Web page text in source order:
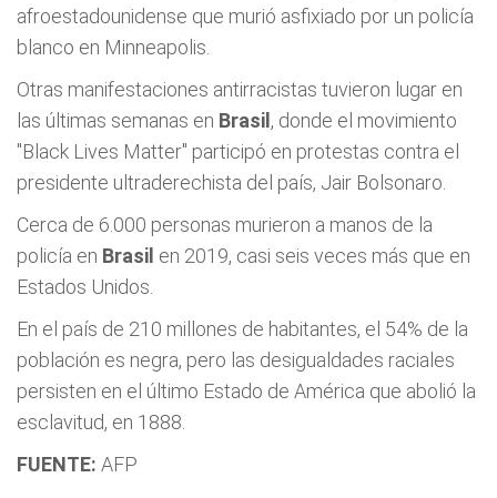
afroestadounidense que murió asfixiado por un policía
blanco en Minneapolis.
Otras manifestaciones antirracistas tuvieron lugar en
las últimas semanas en Brasil , donde el movimiento
"Black Lives Matter" participó en protestas contra el
presidente ultraderechista del país, Jair Bolsonaro.
Cerca de 6.000 personas murieron a manos de la
policía en Brasil en 2019, casi seis veces más que en
Estados Unidos.
En el país de 210 millones de habitantes, el 54% de la
población es negra, pero las desigualdades raciales
persisten en el último Estado de América que abolió la
esclavitud, en 1888.
FUENTE: AFP